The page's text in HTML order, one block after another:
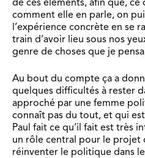
comment elle en parle, on
l’expérience concrète en se
train d’avoir lieu sous nos
genre de choses que je
Au bout du compte ça a
quelques difficultés à rester
approché par une femme
connaît pas du tout, et qui
Paul fait ce qu’il fait est très
un rôle central pour le projet
réinventer le politique dans